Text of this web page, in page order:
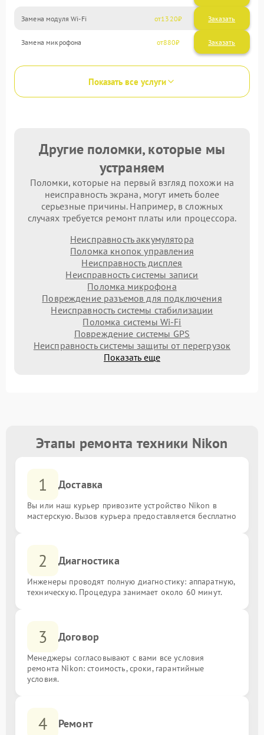
Замена модуля Wi-Fi 1320
Замена микрофона 880
Показать все услуги
Другие поломки, которые мы
устраняем
Поломки, которые на первый взгляд похожи на
неисправность экрана, могут иметь более
серьезные причины. Например, в сложных
случаях требуется ремонт платы или процессора.
Неисправность аккумулятора
Поломка кнопок управления
Неисправность дисплея
Неисправность системы записи
Поломка микрофона
Повреждение разъемов для подключения
Неисправность системы стабилизации
Поломка системы Wi-Fi
Повреждение системы GPS
Неисправность системы защиты от перегрузок
Показать еще
Этапы ремонта техники Nikon
1 Доставка
Вы или наш курьер привозите устройство Nikon в
мастерскую. Вызов курьера предоставляется бесплатно
2 Диагностика
Инженеры проводят полную диагностику: аппаратную,
техническую. Процедура занимает около 60 минут.
3 Договор
Менеджеры согласовывают с вами все условия
ремонта Nikon: стоимость, сроки, гарантийные
условия.
4 Ремонт